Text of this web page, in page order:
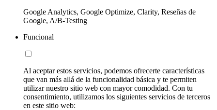
Google Analytics, Google Optimize, Clarity, Reseñas de
Google, A/B-Testing
Funcional
Al aceptar estos servicios, podemos ofrecerte características
que van más allá de la funcionalidad básica y te permiten
utilizar nuestro sitio web con mayor comodidad. Con tu
consentimiento, utilizamos los siguientes servicios de terceros
en este sitio web: